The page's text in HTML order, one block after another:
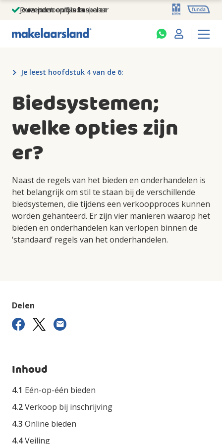
Jouw persoonlijke makelaar
Duizenden euro's besparen
Prominent op funda
Je leest hoofdstuk 4 van de 6:
Biedsystemen;
welke opties zijn
er?
Naast de regels van het bieden en onderhandelen is
het belangrijk om stil te staan bij de verschillende
biedsystemen, die tijdens een verkoopproces kunnen
worden gehanteerd. Er zijn vier manieren waarop het
bieden en onderhandelen kan verlopen binnen de
‘standaard’ regels van het onderhandelen.
Delen
Inhoud
4.1 Eén-op-één bieden
4.2Verkoop bij inschrijving
4.3 Online bieden
4.4Veiling